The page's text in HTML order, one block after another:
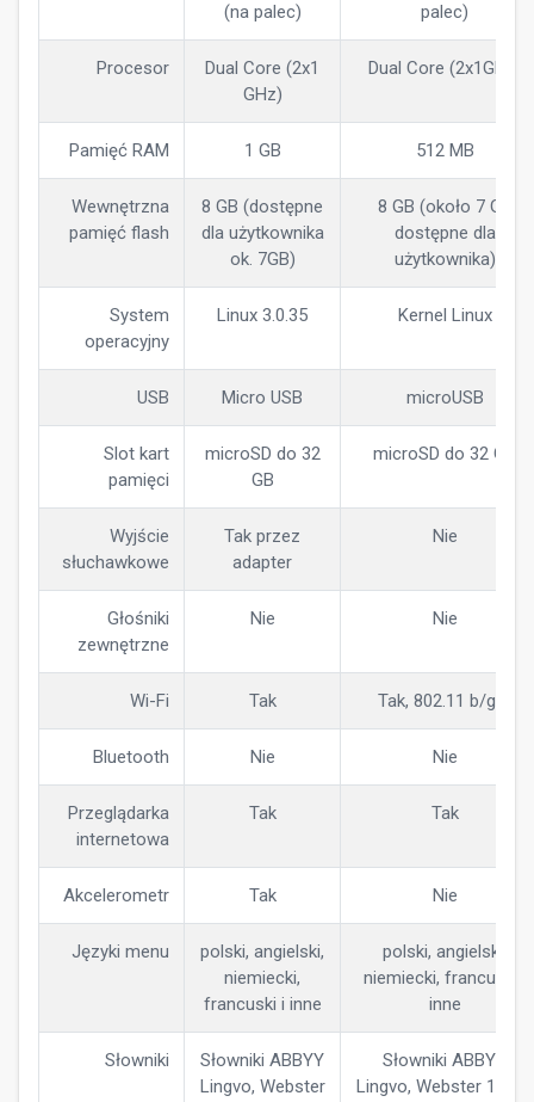
(na palec)
palec)
Procesor
Dual Core (2x1
GHz)
Dual Core (2x1GHz)
Pamięć RAM 1 GB 512 MB
Wewnętrzna
pamięć flash
8 GB (dostępne
dla użytkownika
ok. 7GB)
8 GB (około 7 GB
dostępne dla
użytkownika)
System
operacyjny
Linux 3.0.35 Kernel Linux
USB Micro USB microUSB
Slot kart
pamięci
microSD do 32
GB
microSD do 32 GB
Wyjście
słuchawkowe
Tak przez
adapter
Nie
Głośniki
zewnętrzne
Nie Nie
Wi-Fi Tak Tak, 802.11 b/g/n
Bluetooth Nie Nie
Przeglądarka
internetowa
Tak Tak
Akcelerometr Tak Nie
Języki menu
polski, angielski,
niemiecki,
francuski i inne
polski, angielski,
niemiecki, francuski i
inne
Słowniki
Słowniki ABBYY
Lingvo, Webster
Słowniki ABBYY
Lingvo, Webster 1913 i